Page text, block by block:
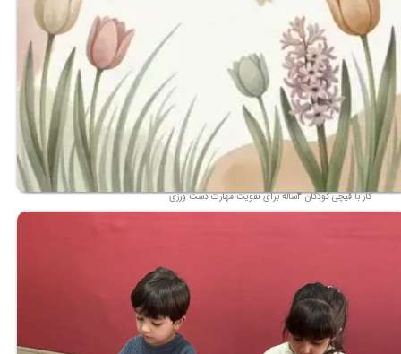
کار با قیچی کودکان 4ساله برای تقویت مهارت دست ورزی